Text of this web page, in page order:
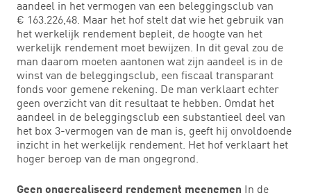
aandeel in het vermogen van een beleggingsclub van
€ 163.226,48. Maar het hof stelt dat wie het gebruik van
het werkelijk rendement bepleit, de hoogte van het
werkelijk rendement moet bewijzen. In dit geval zou de
man daarom moeten aantonen wat zijn aandeel is in de
winst van de beleggingsclub, een fiscaal transparant
fonds voor gemene rekening. De man verklaart echter
geen overzicht van dit resultaat te hebben. Omdat het
aandeel in de beleggingsclub een substantieel deel van
het box 3-vermogen van de man is, geeft hij onvoldoende
inzicht in het werkelijk rendement. Het hof verklaart het
hoger beroep van de man ongegrond.
Geen ongerealiseerd rendement meenemen In de